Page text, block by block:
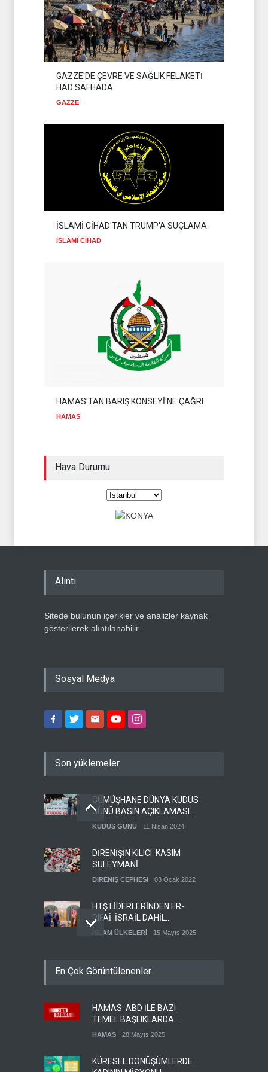
GAZZE'DE ÇEVRE VE SAĞLIK FELAKETİ
HAD SAFHADA
GAZZE
İSLAMİ CİHAD'TAN TRUMP'A SUÇLAMA
İSLAMİ CİHAD
HAMAS'TAN BARIŞ KONSEYİ'NE ÇAĞRI
HAMAS
Hava Durumu
Alıntı
Sitede bulunun içerikler ve analizler kaynak
gösterilerek alıntılanabilir .
Sosyal Medya
Son yüklemeler
GÜMÜŞHANE DÜNYA KUDÜS
GÜNÜ BASIN AÇIKLAMASI
(VİDEO-FOTO)
KUDÜS GÜNÜ 11 Nisan 2024
DİRENİŞİN KILICI: KASIM
SÜLEYMANİ
DİRENİŞ CEPHESİ 03 Ocak 2022
HTŞ LİDERLERİNDEN ER-
RIFAİ: İSRAİL DAHİL
HERKESLE BARIŞ
İSLAM ÜLKELERİ 15 Mayıs 2025
TEMSİLCİSİ EBU
İŞGALCİ İSRAİL ORDUSU
YEDEK ASKERLERİ GÖREVE
ÇAĞIRDI
SİYONİST REJİM 27 Mayıs 2025
En Çok Görüntülenenler
HAMAS: ABD İLE BAZI
TEMEL BAŞLIKLARDA
MUTABAKATA VARDIK
HAMAS 28 Mayıs 2025
KÜRESEL DÖNÜŞÜMLERDE